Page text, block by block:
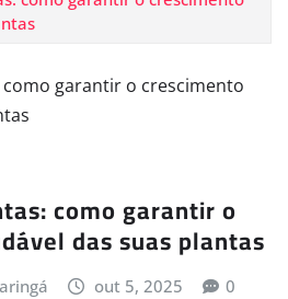
como garantir o
das suas plantas
out 5, 2025 0